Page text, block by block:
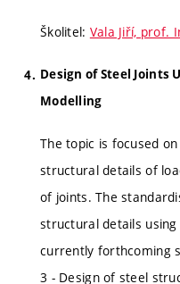
Školitel: Vala Jiří, prof.
Design of Steel Joints
Modelling
The topic is focused
structural details of
of joints. The
structural details using
currently forthcoming
3 - Design of steel